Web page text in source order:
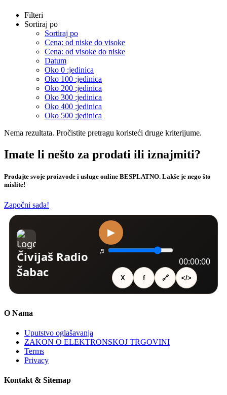
Filteri
Sortiraj po
Sortiraj po
Cena: od niske do visoke
Cena: od visoke do niske
Datum
Oko 0 :jedinica
Oko 100 :jedinica
Oko 200 :jedinica
Oko 300 :jedinica
Oko 400 :jedinica
Oko 500 :jedinica
Nema rezultata. Pročistite pretragu koristeći druge kriterijume.
Imate li nešto za prodati ili iznajmiti?
Prodajte svoje proizvode i usluge online BESPLATNO. Lakše je nego što
mislite!
Započni sada!
O Nama
Uputstvo oglašavanja
ZAKON O ELEKTRONSKOJ TRGOVINI
Terms
Privacy
Kontakt & Sitemap